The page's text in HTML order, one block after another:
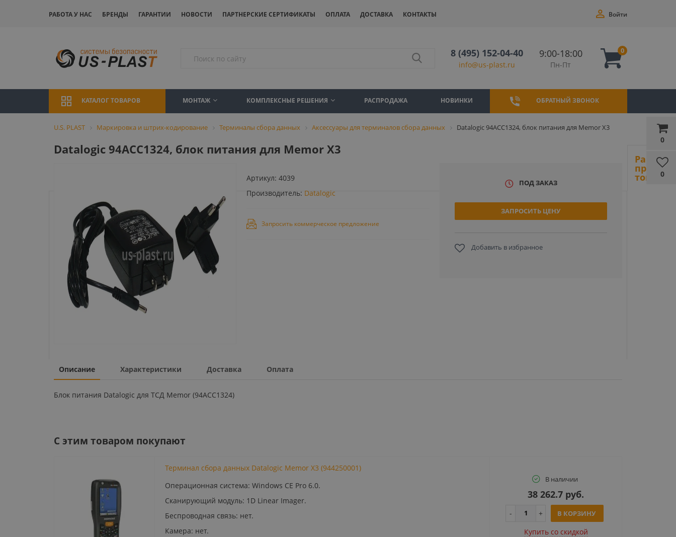
РАБОТА У НАС БРЕНДЫ ГАРАНТИИ НОВОСТИ ПАРТНЕРСКИЕ СЕРТИФИКАТЫ ОПЛАТА ДОСТАВКА КОНТАКТЫ
0
0
Войти
8 (495) 152-04-40
info@us-plast.ru
9:00-18:00
Пн-Пт
0
КАТАЛОГ ТОВАРОВ МОНТАЖ КОМПЛЕКСНЫЕ РЕШЕНИЯ РАСПРОДАЖА НОВИНКИ ОБРАТНЫЙ ЗВОНОК
U.S. PLAST Маркировка и штрих-кодирование Терминалы сбора данных Аксессуары для терминалов сбора данных Datalogic 94ACC1324, блок питания для Memor X3
Datalogic 94ACC1324, блок питания для Memor X3
Артикул: 4039
Производитель: Datalogic
Запросить коммерческое предложение
ПОД ЗАКАЗ
ЗАПРОСИТЬ ЦЕНУ
Добавить в избранное
Описание Характеристики Доставка Оплата
Блок питания Datalogic для ТСД Memor (94ACC1324)
C этим товаром покупают
Терминал сбора данных Datalogic Memor X3 (944250001)
Операционная система: Windows CE Pro 6.0.
Сканирующий модуль: 1D Linear Imager.
Беспроводная связь: нет.
Камера: нет.
В наличии
38 262.7 руб.
В КОРЗИНУ
Купить cо скидкой
Ранее
товары